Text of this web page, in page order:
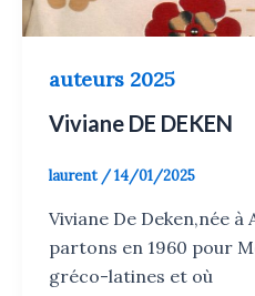
auteurs 2025
Viviane DE DEKEN
laurent /14/01/2025
Viviane De Deken,née à
partons en 1960 pour
gréco-latines et où